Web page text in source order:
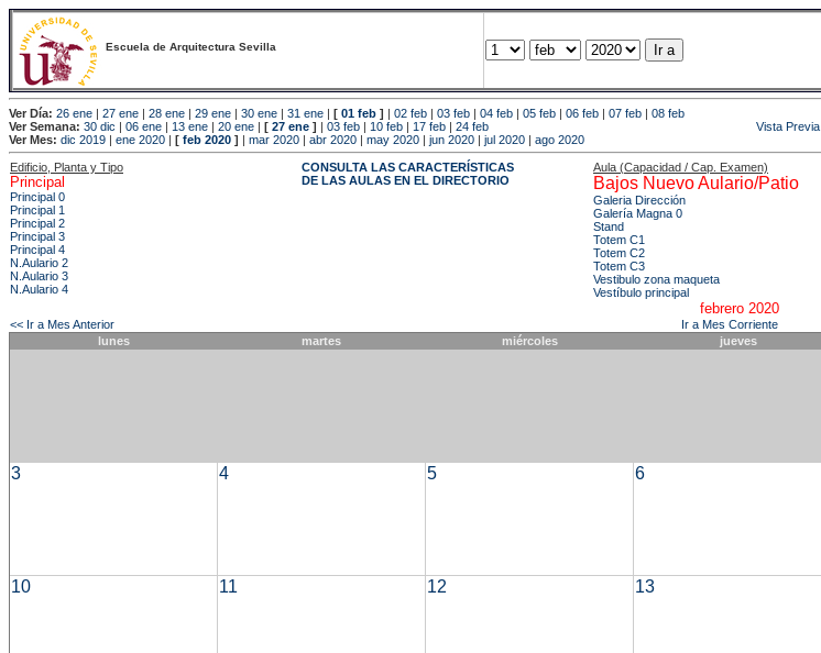
Escuela de Arquitectura Sevilla
Ver Día: 26 ene | 27 ene | 28 ene | 29 ene | 30 ene | 31 ene | [ 01 feb ] | 02 feb | 03 feb | 04 feb | 05 feb | 06 feb | 07 feb | 08 feb
Ver Semana: 30 dic | 06 ene | 13 ene | 20 ene | [ 27 ene ] | 03 feb | 10 feb | 17 feb | 24 feb
Vista Previa
Ver Mes: dic 2019 | ene 2020 | [ feb 2020 ] | mar 2020 | abr 2020 | may 2020 | jun 2020 | jul 2020 | ago 2020
Edificio, Planta y Tipo
Principal
Principal 0
Principal 1
Principal 2
Principal 3
Principal 4
N.Aulario 2
N.Aulario 3
N.Aulario 4
CONSULTA LAS CARACTERÍSTICAS
DE LAS AULAS EN EL DIRECTORIO
Aula (Capacidad / Cap. Examen)
Bajos Nuevo Aulario/Patio
Galeria Dirección
Galería Magna 0
Stand
Totem C1
Totem C2
Totem C3
Vestibulo zona maqueta
Vestíbulo principal
febrero 2020
<< Ir a Mes Anterior Ir a Mes Corriente
lunes
martes miércoles jueves
3 4 5 6
10 11 12 13